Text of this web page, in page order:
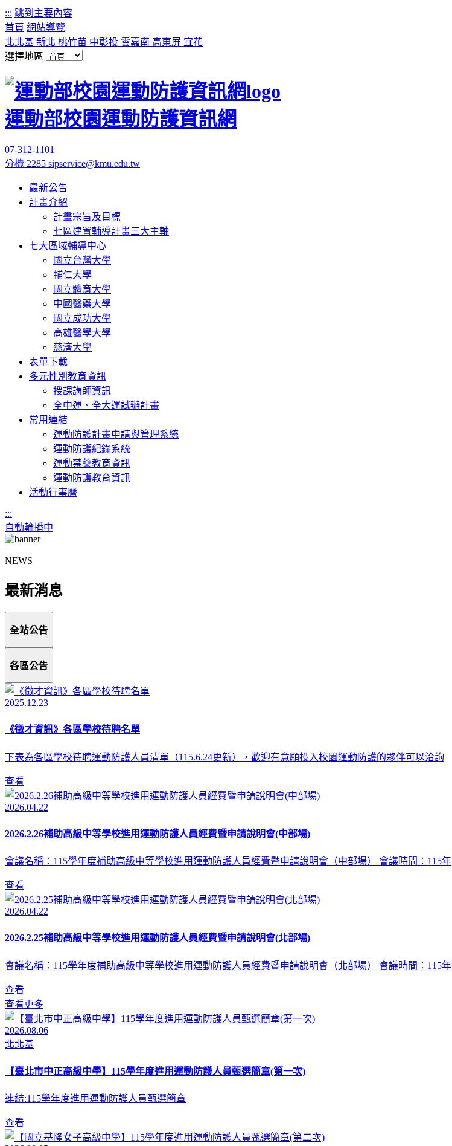
::: 跳到主要內容
首頁 網站導覽
北北基 新北 桃竹苗 中彰投 雲嘉南 高東屏 宜花
選擇地區
運動部校園運動防護資訊網
07-312-1101
分機 2285 sipservice@kmu.edu.tw
最新公告
計畫介紹
計畫宗旨及目標
七區建置輔導計畫三大主軸
七大區域輔導中心
國立台灣大學
輔仁大學
國立體育大學
中國醫藥大學
國立成功大學
高雄醫學大學
慈濟大學
表單下載
多元性別教育資訊
授課講師資訊
全中運、全大運試辦計畫
常用連結
運動防護計畫申請與管理系統
運動防護紀錄系統
運動禁藥教育資訊
運動防護教育資訊
活動行事曆
:::
自動輪播中
NEWS
最新消息
全站公告
各區公告
2025.12.23
《徵才資訊》各區學校待聘名單
下表為各區學校待聘運動防護人員清單（115.6.24更新），歡迎有意願投入校園運動防護的夥伴可以洽詢
查看
2026.04.22
2026.2.26補助高級中等學校進用運動防護人員經費暨申請說明會(中部場)
會議名稱：115學年度補助高級中等學校進用運動防護人員經費暨申請說明會（中部場） 會議時間：115年
查看
2026.04.22
2026.2.25補助高級中等學校進用運動防護人員經費暨申請說明會(北部場)
會議名稱：115學年度補助高級中等學校進用運動防護人員經費暨申請說明會（北部場） 會議時間：115年
查看
查看更多
2026.08.06
北北基
【臺北市中正高級中學】115學年度進用運動防護人員甄選簡章(第一次)
連結:115學年度進用運動防護人員甄選簡章
查看